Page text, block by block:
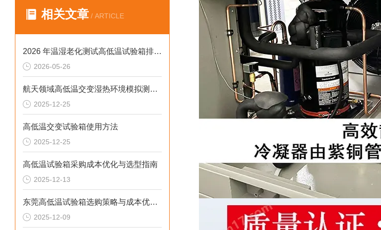
相关文章 / ARTICLE
2026 年温湿老化测试高低温试验箱排行榜：破解精度差、数据无效等行业痛点
2026-05-26
航天领域高低温交变湿热环境模拟测试解决方案
2025-12-25
高低温交变试验箱使用方法
2025-12-25
高低温试验箱采购成本优化与选型指南
2025-12-13
东莞高低温试验箱选购策略与成本优化解决方案
2025-12-09